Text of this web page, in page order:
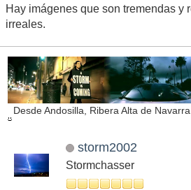
Hay imágenes que son tremendas y
irreales.
Desde Andosilla, Ribera Alta de
storm2002
Stormchasser